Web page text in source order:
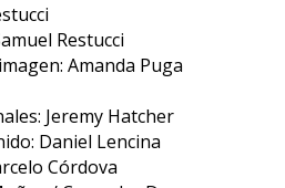
Restucci
Amanda Puga
Jeremy Hatcher
Daniel Lencina
Córdova